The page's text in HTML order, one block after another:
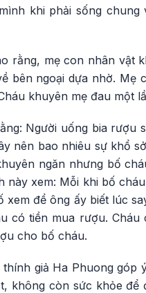
khi phải sống
rằng, mẹ con nhân vật
bên ngoại dựa nhờ. Mẹ
khuyên mẹ đau một
Người uống bia
nên bao nhiêu sự khổ
ngăn nhưng bố
này xem: Mỗi khi bố
xem để ông ấy biết lúc
có tiền mua rượu.
cho bố cháu.
giả Ha Phuong
không còn sức khỏe